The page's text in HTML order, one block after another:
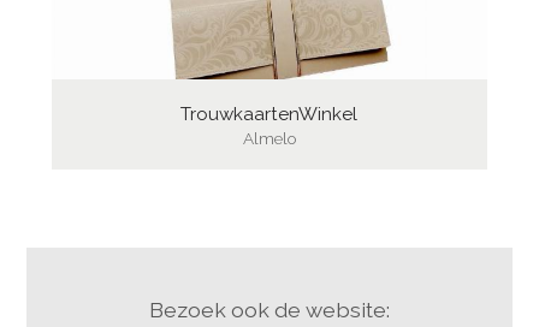
TrouwkaartenWinkel
Almelo
Bezoek ook de website: